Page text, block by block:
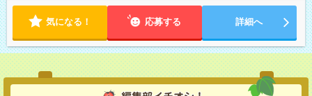
気になる！ 応募する 詳細へ